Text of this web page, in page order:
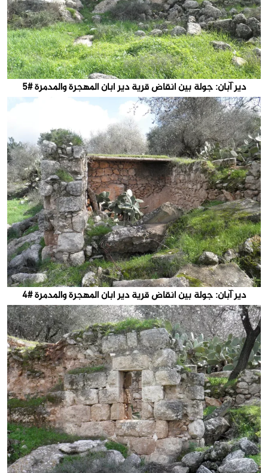
دير آبان: جولة بين انقاض قرية دير ابان المهجرة والمدمرة #5
دير آبان: جولة بين انقاض قرية دير ابان المهجرة والمدمرة #4